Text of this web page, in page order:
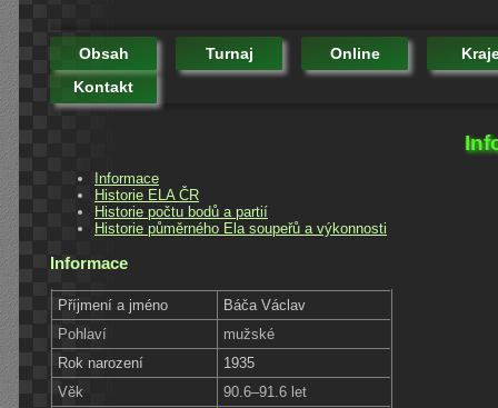
Obsah Turnaj Online
Kontakt
Informace
Historie ELA ČR
Historie počtu bodů a partií
Historie půměrného Ela soupeřů a výkonnosti
Informace
Příjmení a jméno
Báča Václav
Pohlaví
mužské
Rok narození
1935
Věk
90.6–91.6 let